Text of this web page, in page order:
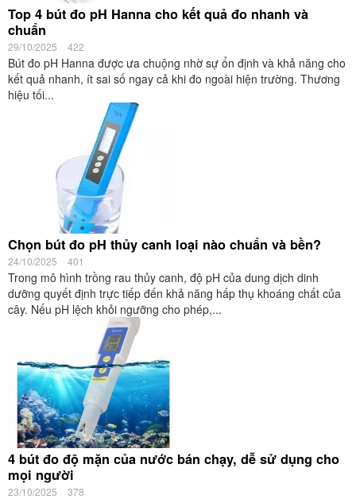
Top 4 bút đo pH Hanna cho kết quả đo nhanh và
chuẩn
29/10/2025 422
Bút đo pH Hanna được ưa chuộng nhờ sự ổn định và khả năng cho
kết quả nhanh, ít sai số ngay cả khi đo ngoài hiện trường. Thương
hiệu tối...
Chọn bút đo pH thủy canh loại nào chuẩn và bền?
24/10/2025 401
Trong mô hình trồng rau thủy canh, độ pH của dung dịch dinh
dưỡng quyết định trực tiếp đến khả năng hấp thụ khoáng chất của
cây. Nếu pH lệch khỏi ngưỡng cho phép,...
4 bút đo độ mặn của nước bán chạy, dễ sử dụng cho
mọi người
23/10/2025 378